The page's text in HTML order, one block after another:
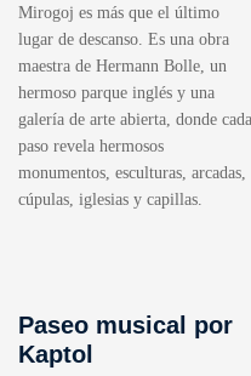
Mirogoj es más que el último
lugar de descanso. Es una obra
maestra de Hermann Bolle, un
hermoso parque inglés y una
galería de arte abierta, donde cada
paso revela hermosos
monumentos, esculturas, arcadas,
cúpulas, iglesias y capillas.
Paseo musical por
Kaptol